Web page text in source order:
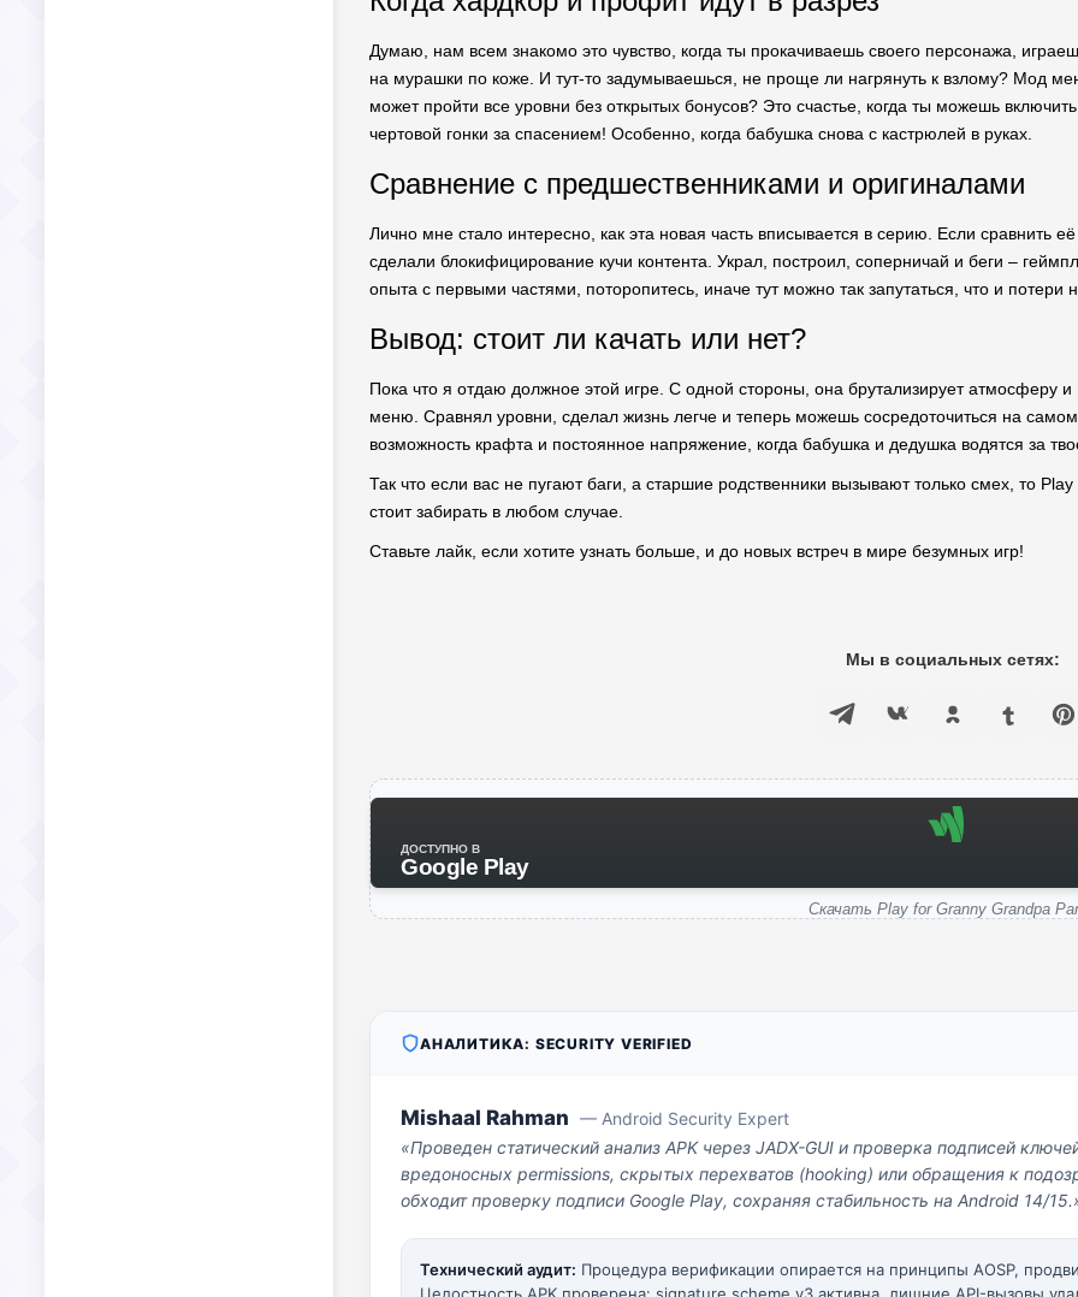
Думаю, нам всем знакомо это чувство, когда ты прокачиваешь своего персонажа,
на мурашки по коже. И тут-то задумываешься, не проще ли нагрянуть к взлому? Мод
может пройти все уровни без открытых бонусов? Это счастье, когда ты можешь
чертовой гонки за спасением! Особенно, когда бабушка снова с кастрюлей в руках.
Сравнение с предшественниками и оригиналами
Лично мне стало интересно, как эта новая часть вписывается в серию. Если сравнить
сделали блокифицирование кучи контента. Украл, построил, соперничай и беги –
опыта с первыми частями, поторопитесь, иначе тут можно так запутаться, что и потери
Вывод: стоит ли качать или нет?
Пока что я отдаю должное этой игре. С одной стороны, она брутализирует атмосферу и
меню. Сравнял уровни, сделал жизнь легче и теперь можешь сосредоточиться на
возможность крафта и постоянное напряжение, когда бабушка и дедушка водятся за
Так что если вас не пугают баги, а старшие родственники вызывают только смех, то
стоит забирать в любом случае.
Ставьте лайк, если хотите узнать больше, и до новых встреч в мире безумных игр!
Мы в социальных сетях:
ДОСТУПНО В
Google Play
Скачать Play for Granny Grandpa
АНАЛИТИКА: SECURITY VERIFIED
Mishaal Rahman — Android Security Expert
«Проведен статический анализ APK через JADX-GUI и проверка подписей
вредоносных permissions, скрытых перехватов (hooking) или обращения к
обходит проверку подписи Google Play, сохраняя стабильность на Android 14/
Технический аудит: Процедура верификации опирается на принципы AOSP,